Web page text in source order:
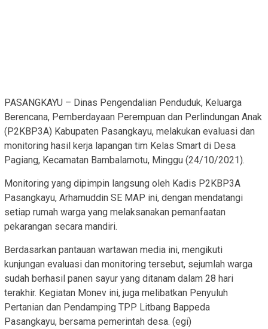
PASANGKAYU – Dinas Pengendalian Penduduk, Keluarga
Berencana, Pemberdayaan Perempuan dan Perlindungan Anak
(P2KBP3A) Kabupaten Pasangkayu, melakukan evaluasi dan
monitoring hasil kerja lapangan tim Kelas Smart di Desa
Pagiang, Kecamatan Bambalamotu, Minggu (24/10/2021).
Monitoring yang dipimpin langsung oleh Kadis P2KBP3A
Pasangkayu, Arhamuddin SE MAP ini, dengan mendatangi
setiap rumah warga yang melaksanakan pemanfaatan
pekarangan secara mandiri.
Berdasarkan pantauan wartawan media ini, mengikuti
kunjungan evaluasi dan monitoring tersebut, sejumlah warga
sudah berhasil panen sayur yang ditanam dalam 28 hari
terakhir. Kegiatan Monev ini, juga melibatkan Penyuluh
Pertanian dan Pendamping TPP Litbang Bappeda
Pasangkayu, bersama pemerintah desa. (egi)